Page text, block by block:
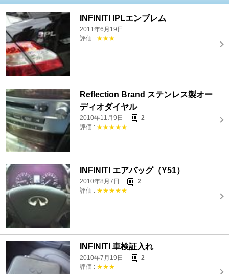
INFINITI IPLエンブレム
2011年6月19日
評価 : ★★★
Reflection Brand ステンレス製オー
ディオダイヤル
2010年11月9日
2
評価 : ★★★★★
INFINITI エアバッグ（Y51）
2010年8月7日
2
評価 : ★★★★★
INFINITI 車検証入れ
2010年7月19日
2
評価 : ★★★